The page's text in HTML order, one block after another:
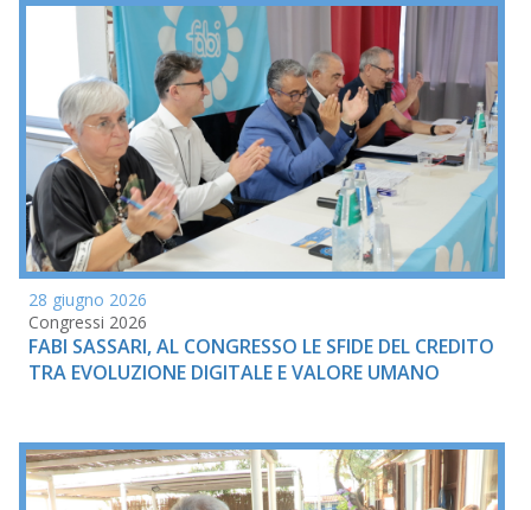
28 giugno 2026
Congressi 2026
FABI SASSARI, AL CONGRESSO LE SFIDE DEL CREDITO
TRA EVOLUZIONE DIGITALE E VALORE UMANO